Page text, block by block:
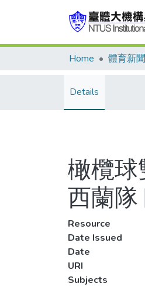
Home 體育新
Details
橄欖
西蘭
Resource
Date Issued
Date
URI
Subjects